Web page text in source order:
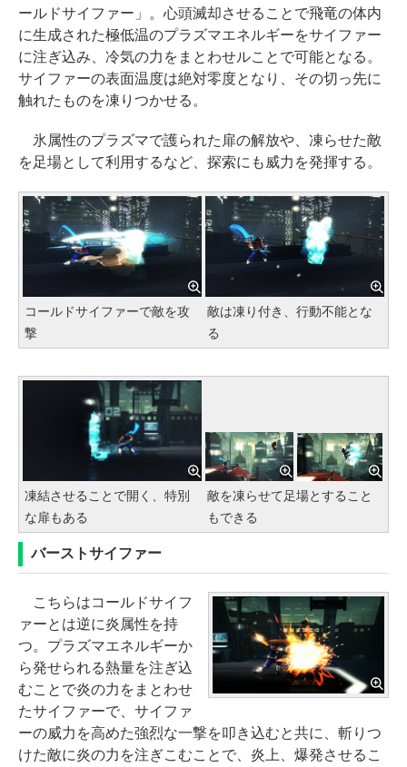
ールドサイファー」。心頭滅却させることで飛竜の体内
に生成された極低温のプラズマエネルギーをサイファー
に注ぎ込み、冷気の力をまとわせルことで可能となる。
サイファーの表面温度は絶対零度となり、その切っ先に
触れたものを凍りつかせる。
氷属性のプラズマで護られた扉の解放や、凍らせた敵
を足場として利用するなど、探索にも威力を発揮する。
コールドサイファーで敵を攻
撃
敵は凍り付き、行動不能とな
る
凍結させることで開く、特別
な扉もある
敵を凍らせて足場とすること
もできる
バーストサイファー
こちらはコールドサイフ
ァーとは逆に炎属性を持
つ。プラズマエネルギーか
ら発せられる熱量を注ぎ込
むことで炎の力をまとわせ
たサイファーで、サイファ
ーの威力を高めた強烈な一撃を叩き込むと共に、斬りつ
けた敵に炎の力を注ぎこむことで、炎上、爆発させるこ